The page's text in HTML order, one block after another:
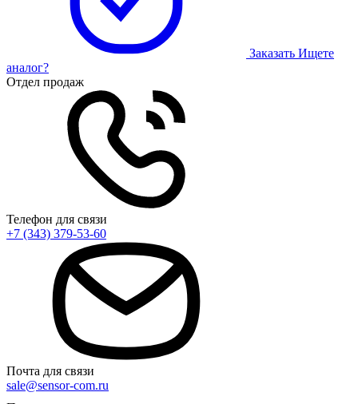
Заказать Ищете
аналог?
Отдел продаж
Телефон для связи
+7 (343) 379-53-60
Почта для связи
sale@sensor-com.ru